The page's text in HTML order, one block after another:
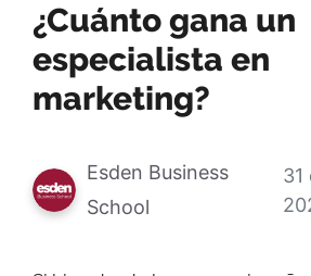
¿Cuánto gana un
especialista en
marketing?
Esden Business
School
31